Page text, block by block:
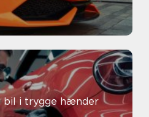
bil i trygge hænder